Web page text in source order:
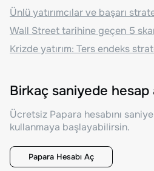
Ünlü yatırımcılar ve başarı
Wall Street tarihine geçen 5
Krizde yatırım: Ters endeks
Birkaç saniyede hesap
Ücretsiz Papara hesabını
kullanmaya başlayabilirsin.
Papara Hesabı Aç